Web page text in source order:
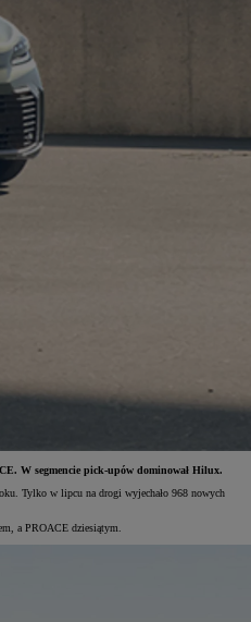
W segmencie pick-upów dominował Hilux.
Tylko w lipcu na drogi wyjechało 968 nowych
a PROACE dziesiątym.